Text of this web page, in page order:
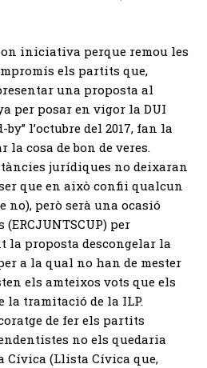
iniciativa perque remou les
els partits que,
una proposta al
per posar en vigor la DUI
l’octubre del 2017, fan la
cosa de bon de veres.
jurídiques no deixaran
que en això confii qualcun
però serà una ocasió
per
la proposta descongelar la
a la qual no han de mester
els amteixos vots que els
la tramitació de la ILP.
de fer els partits
no els quedaria
Cívica (Llista Cívica que,